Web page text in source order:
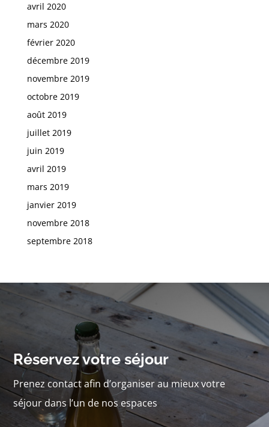
avril 2020
mars 2020
février 2020
décembre 2019
novembre 2019
octobre 2019
août 2019
juillet 2019
juin 2019
avril 2019
mars 2019
janvier 2019
novembre 2018
septembre 2018
Réservez votre séjour
Prenez contact afin d’organiser au mieux votre
séjour dans l’un de nos espaces